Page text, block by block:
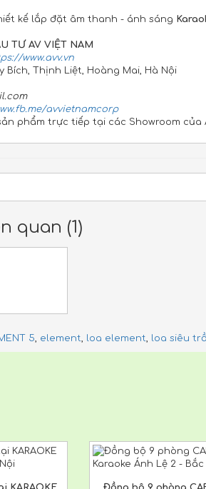
kế lắp đặt âm thanh - ánh sáng
TƯ AV VIỆT NAM
www.avv.vn
Bích, Thịnh Liệt, Hoàng Mai, Hà Nội
avvietnamcorp
phẩm trực tiếp tại các Showroom của
quan (1)
5, element, loa element, loa siêu